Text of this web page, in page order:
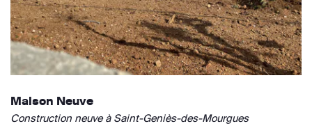
Maison Neuve
Construction neuve à Saint-Geniès-des-Mourgues